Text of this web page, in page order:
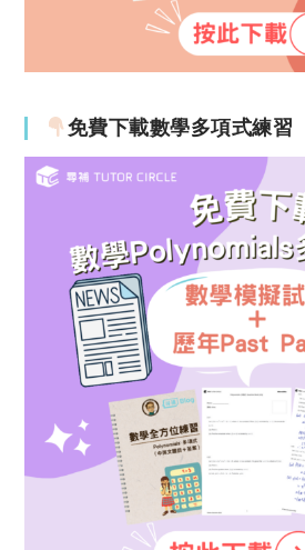
免費下載數學多項式練習